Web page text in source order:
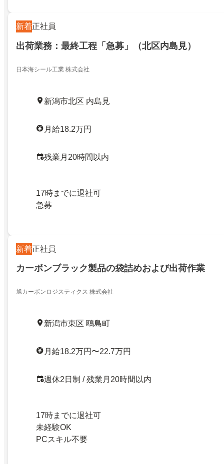
新着正社員
出荷業務：最終工程「急募」（北区内島見）
日本海シール工業 株式会社
新潟市北区 内島見
月給18.2万円
残業月20時間以内
17時までに退社可
急募
新着正社員
カーボンブラック製品の袋詰めおよび出荷作業
旭カーボンロジスティクス 株式会社
新潟市東区 鴎島町
月給18.2万円〜22.7万円
週休2日制 / 残業月20時間以内
17時までに退社可
未経験OK
PCスキル不要